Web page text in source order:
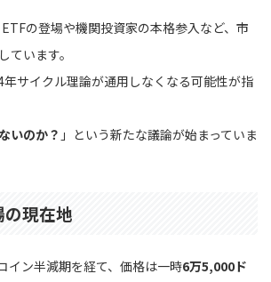
の登場や機関投資家の本格参入など、市
ています。
年サイクル理論が通用しなくなる可能性が指
いのか？ 」という新たな議論が始まっていま
現在地
イン半減期を経て、価格は一時6万5,000ド